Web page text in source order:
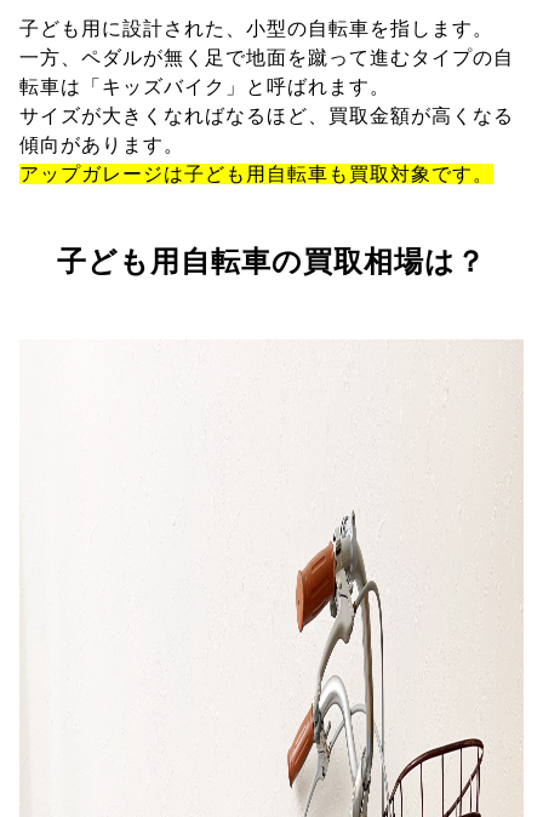
子ども用に設計された、小型の自転車を指します。
一方、ペダルが無く足で地面を蹴って進むタイプの自
転車は「キッズバイク」と呼ばれます。
サイズが大きくなればなるほど、買取金額が高くなる
傾向があります。
アップガレージは子ども用自転車も買取対象です。
子ども用自転車の買取相場は？